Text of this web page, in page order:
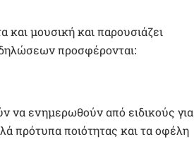
μουσική και παρουσιάζει
προσφέρονται:
να ενημερωθούν από ειδικούς για
πρότυπα ποιότητας και τα οφέλη